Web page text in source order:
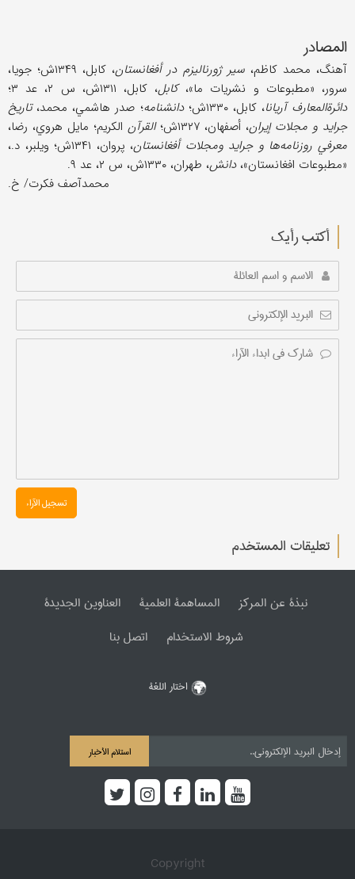
المصادر
آهنگ، محمد کاظم،سیر ژورنالیزم در أفغانستان
، کابل، ۱۳۴۹ش؛ جویا،
سرور، «مطبوعات و نشریات ما»،کابل، کابل، ۱۳۱۱ش، س ۲، عد ۳؛
دائرة‌المعارف آریانا، کابل، ۱۳۳۰ش؛ دانشنامه؛ صدر هاشمي، محمد،تاریخ
جراید و مجلات إیران، أصفهان، ۱۳۲۷ش؛ القرآن الکریم؛ مایل هروي، رضا،
معرفي روزنامه‌ها و جراید ومجلات أفغانستان
، پروان، ۱۳۴۱ش؛ ویلبر، د.،
«مطبوعات افغانستان»،دانش، طهران، ۱۳۳۰ش، س ۲، عد ۹.
محمدآصف فکرت/ خ.
أکتب رأیك
تسجیل الآراء
تعليقات المستخدم
نبذة عن المرکز المساهمة العلمیة
العناوین الجدیدة
شروط الاستخدام
اتصل بنا
اختار اللغة
استلام الأخبار
Copyright